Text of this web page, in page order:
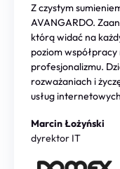
Z czystym
AVANGARDO.
którą widać na
poziom
profesjonalizmu.
rozważaniach i
usług
Marcin Łożyński
dyrektor IT